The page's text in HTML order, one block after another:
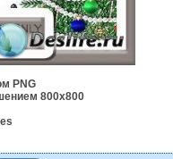
PNG
800x800